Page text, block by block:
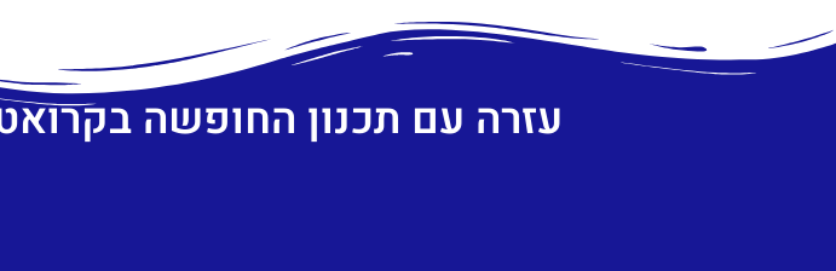
עזרה עם תכנון החופשה